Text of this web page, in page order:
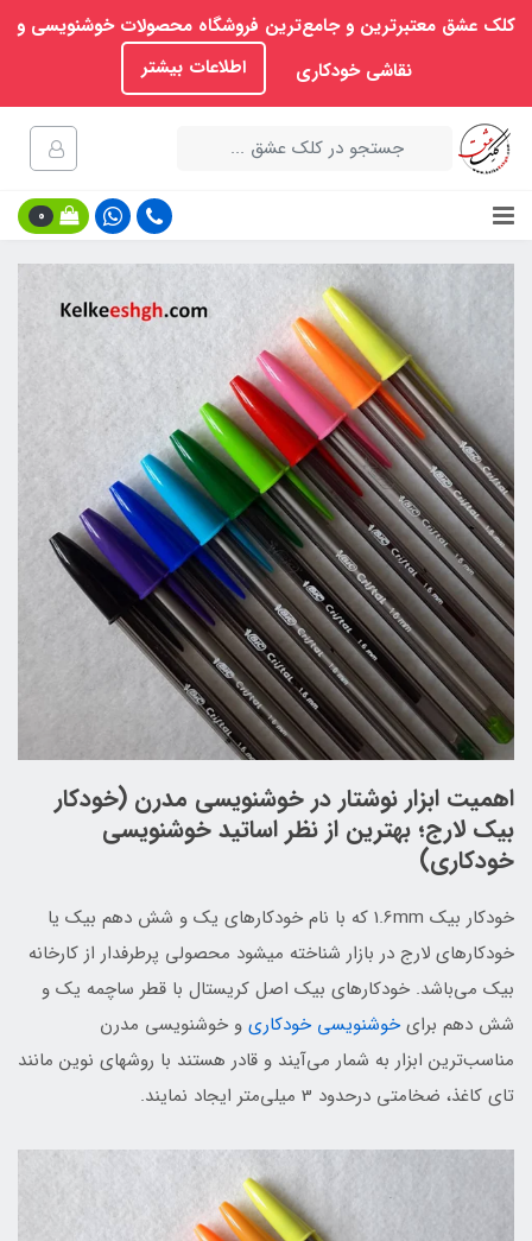
کلک عشق معتبرترین و جامع‌ترین فروشگاه محصولات خوشنویسی و
نقاشی خودکاری
اطلاعات بیشتر
0
اهمیت ابزار نوشتار در خوشنویسی مدرن (خودکار
بیک لارج؛ بهترین از نظر اساتید خوشنویسی
خودکاری)
خودکار بیک 1.6mm که با نام خودکارهای یک و شش دهم بیک یا
خودکارهای لارج در بازار شناخته می‏شود محصولی پرطرفدار از کارخانه
بیک می‌باشد. خودکارهای بیک اصل کریستال با قطر ساچمه یک و
شش دهم برایخوشنویسی خودکاری و خوشنویسی مدرن
مناسب‌ترین ابزار به شمار می‌آیند و قادر هستند با روشهای نوین مانند
تای کاغذ، ضخامتی درحدود 3 میلی‌متر ایجاد نمایند.